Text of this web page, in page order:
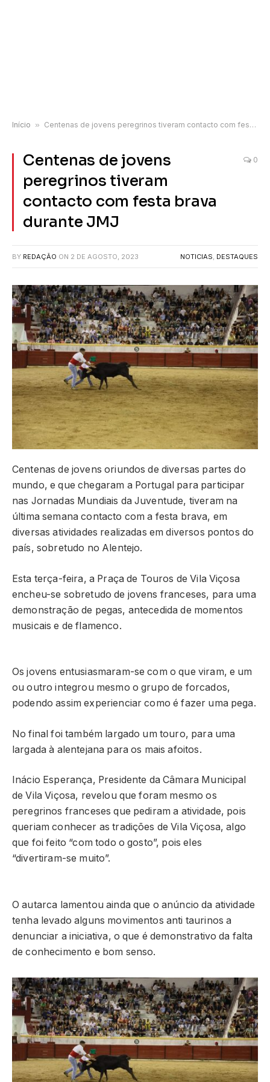
Início » Centenas de jovens peregrinos tiveram contacto com festa brava durante JMJ
Centenas de jovens
peregrinos tiveram
contacto com festa brava
durante JMJ
0
BY REDAÇÃO ON 2 DE AGOSTO, 2023 NOTICIAS, DESTAQUES
Centenas de jovens oriundos de diversas partes do
mundo, e que chegaram a Portugal para participar
nas Jornadas Mundiais da Juventude, tiveram na
última semana contacto com a festa brava, em
diversas atividades realizadas em diversos pontos do
país, sobretudo no Alentejo.
Esta terça-feira, a Praça de Touros de Vila Viçosa
encheu-se sobretudo de jovens franceses, para uma
demonstração de pegas, antecedida de momentos
musicais e de flamenco.
Os jovens entusiasmaram-se com o que viram, e um
ou outro integrou mesmo o grupo de forcados,
podendo assim experienciar como é fazer uma pega.
No final foi também largado um touro, para uma
largada à alentejana para os mais afoitos.
Inácio Esperança, Presidente da Câmara Municipal
de Vila Viçosa, revelou que foram mesmo os
peregrinos franceses que pediram a atividade, pois
queriam conhecer as tradições de Vila Viçosa, algo
que foi feito “com todo o gosto”, pois eles
“divertiram-se muito”.
O autarca lamentou ainda que o anúncio da atividade
tenha levado alguns movimentos anti taurinos a
denunciar a iniciativa, o que é demonstrativo da falta
de conhecimento e bom senso.